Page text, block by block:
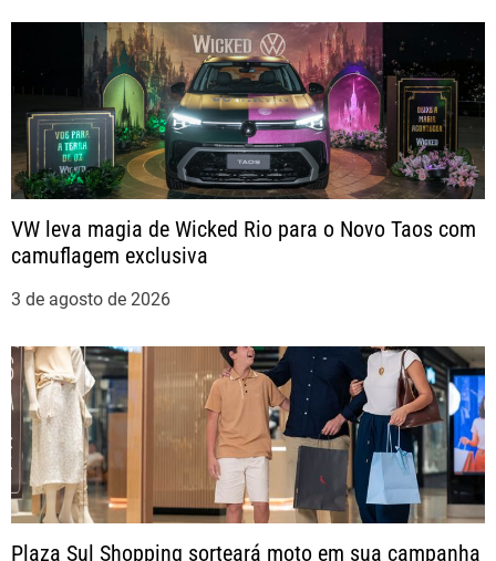
e
P
s
t
VW leva magia de Wicked Rio para o Novo Taos com
camuflagem exclusiva
3 de agosto de 2026
Plaza Sul Shopping sorteará moto em sua campanha